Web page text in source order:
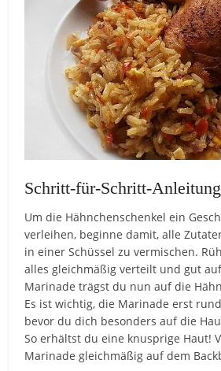
Schritt-für-Schritt-Anleitung
Um die Hähnchenschenkel ein
verleihen, beginne damit, alle
in einer Schüssel zu vermischen.
alles gleichmäßig verteilt und gut
Marinade trägst du nun auf die
Es ist wichtig, die Marinade erst
bevor du dich besonders auf die
So erhältst du eine knusprige Haut!
Marinade gleichmäßig auf dem